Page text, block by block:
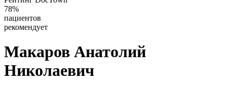
78%
пациентов
рекомендует
Макаров Анатолий
Николаевич